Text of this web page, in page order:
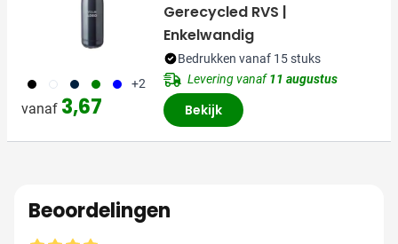
001 002 411 004 005 +2
vanaf 3,67
Gerecycled RVS |
Enkelwandig
Bedrukken vanaf 15 stuks
Levering vanaf11 augustus
Bekijk
Beoordelingen